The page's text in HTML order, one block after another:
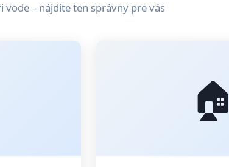
– nájdite ten správny pre vás
🏠